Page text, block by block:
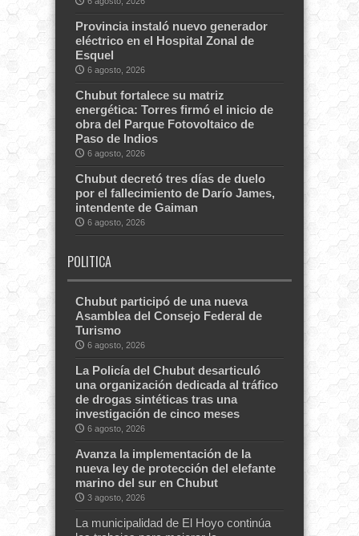
Provincia instaló nuevo generador
eléctrico en el Hospital Zonal de
Esquel
6 agosto, 2026
Chubut fortalece su matriz
energética: Torres firmó el inicio de
obra del Parque Fotovoltaico de
Paso de Indios
6 agosto, 2026
Chubut decretó tres días de duelo
por el fallecimiento de Darío James,
intendente de Gaiman
6 agosto, 2026
POLITICA
Chubut participó de una nueva
Asamblea del Consejo Federal de
Turismo
6 agosto, 2026
La Policía del Chubut desarticuló
una organización dedicada al tráfico
de drogas sintéticas tras una
investigación de cinco meses
6 agosto, 2026
Avanza la implementación de la
nueva ley de protección del elefante
marino del sur en Chubut
3 agosto, 2026
La municipalidad de El Hoyo continúa